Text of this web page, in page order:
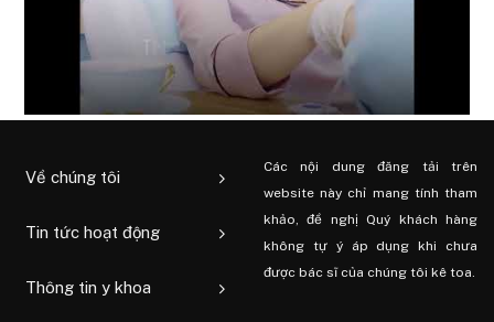
Về chúng tôi
Tin tức hoạt động
Thông tin y khoa
Các nội dung đăng tải trên
website này chỉ mang tính tham
khảo, đề nghị Quý khách hàng
không tự ý áp dụng khi chưa
được bác sĩ của chúng tôi kê toa.